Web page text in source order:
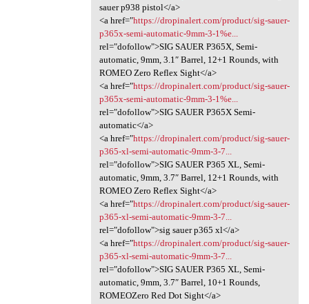
sauer p938 pistol</a>
<a href="https://dropinalert.com/product/sig-sauer-
p365x-semi-automatic-9mm-3-1%e...
rel="dofollow">SIG SAUER P365X, Semi-
automatic, 9mm, 3.1″ Barrel, 12+1 Rounds, with
ROMEO Zero Reflex Sight</a>
<a href="https://dropinalert.com/product/sig-sauer-
p365x-semi-automatic-9mm-3-1%e...
rel="dofollow">SIG SAUER P365X Semi-
automatic</a>
<a href="https://dropinalert.com/product/sig-sauer-
p365-xl-semi-automatic-9mm-3-7...
rel="dofollow">SIG SAUER P365 XL, Semi-
automatic, 9mm, 3.7″ Barrel, 12+1 Rounds, with
ROMEO Zero Reflex Sight</a>
<a href="https://dropinalert.com/product/sig-sauer-
p365-xl-semi-automatic-9mm-3-7...
rel="dofollow">sig sauer p365 xl</a>
<a href="https://dropinalert.com/product/sig-sauer-
p365-xl-semi-automatic-9mm-3-7...
rel="dofollow">SIG SAUER P365 XL, Semi-
automatic, 9mm, 3.7″ Barrel, 10+1 Rounds,
ROMEOZero Red Dot Sight</a>